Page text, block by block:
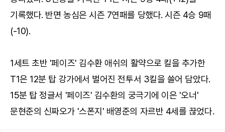
기록했다. 반면 농심은 시즌 7연패를 당했다. 시즌 4승 9패
(-10).
1세트 초반 '페이즈' 김수환 애쉬의 활약으로 킬을 추가한
T1은 12분 탑 강가에서 벌어진 전투서 3킬을 쓸어 담았다.
15분 탑 정글서 '페이즈' 김수환의 궁극기에 이은 '오너'
문현준의 신짜오가 '스폰지' 배영준의 자르반 4세를 끊었다.